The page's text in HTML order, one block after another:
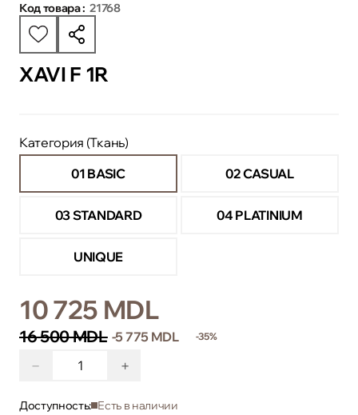
Код товара : 21768
XAVI F 1R
Категория (Ткань)
01 BASIC
02 CASUAL
03 STANDARD 04 PLATINIUM
UNIQUE
10 725 MDL
16 500 MDL -5 775 MDL -35%
− +
Доступность: Есть в наличии